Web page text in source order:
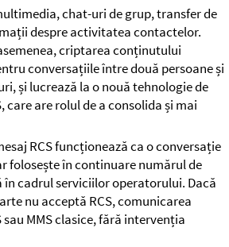
chat-uri de grup, transfer de
despre activitatea contactelor.
criptarea conținutului
conversațiile între două persoane și
și lucrează la o nouă tehnologie de
care are rolul de a consolida și mai
RCS funcționează ca o conversație
folosește în continuare numărul de
cadrul serviciilor operatorului. Dacă
nu acceptă RCS, comunicarea
MMS clasice, fără intervenția